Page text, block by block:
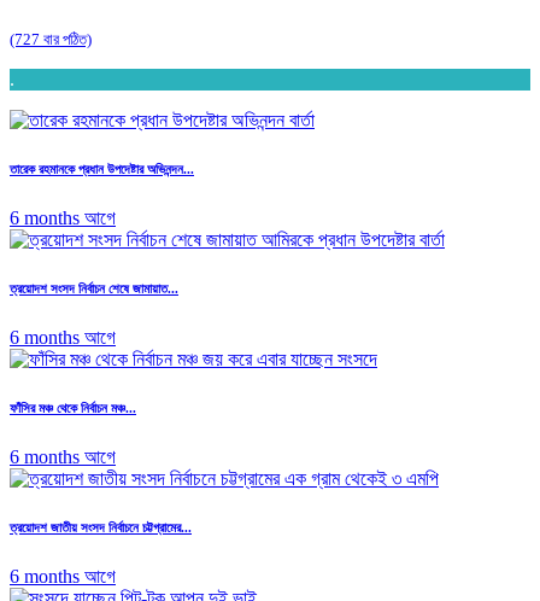
(727 বার পঠিত)
.
তারেক রহমানকে প্রধান উপদেষ্টার অভিনন্দন...
6 months আগে
ত্রয়োদশ সংসদ নির্বাচন শেষে জামায়াত...
6 months আগে
ফাঁসির মঞ্চ থেকে নির্বাচন মঞ্চ...
6 months আগে
ত্রয়োদশ জাতীয় সংসদ নির্বাচনে চট্টগ্রামের...
6 months আগে